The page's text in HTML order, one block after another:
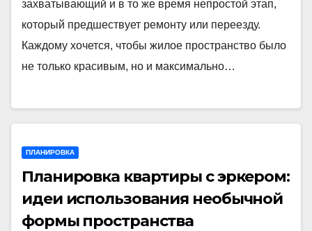
захватывающий и в то же время непростой этап,
который предшествует ремонту или переезду.
Каждому хочется, чтобы жилое пространство было
не только красивым, но и максимально…
ПЛАНИРОВКА
Планировка квартиры с эркером:
идеи использования необычной
формы пространства